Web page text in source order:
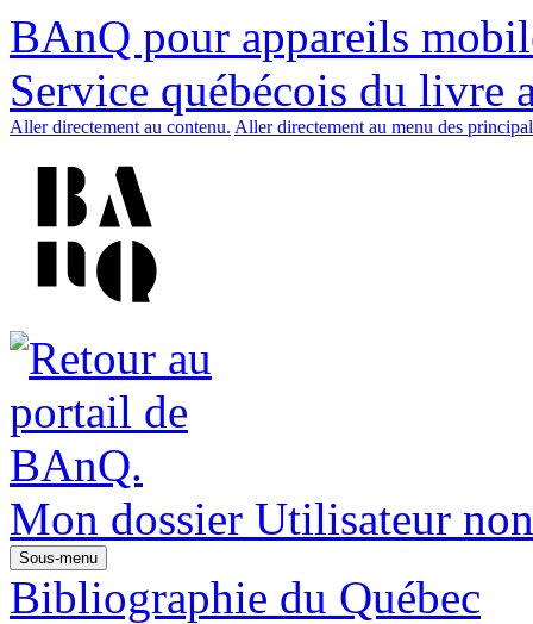
BAnQ pour appareils
Service québécois du livre
Aller directement au contenu. Aller directement au menu des
Mon dossier Utilisateur
Sous-menu
Bibliographie du Québec